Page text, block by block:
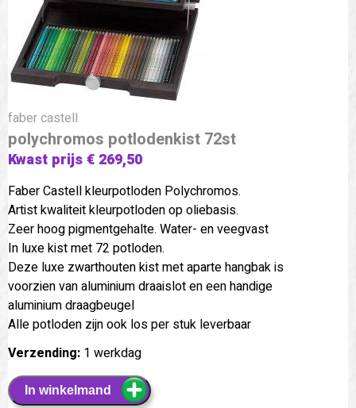
faber castell
polychromos potlodenkist 72st
Kwast prijs € 269,50
Faber Castell kleurpotloden Polychromos.
Artist kwaliteit kleurpotloden op oliebasis.
Zeer hoog pigmentgehalte. Water- en veegvast
In luxe kist met 72 potloden.
Deze luxe zwarthouten kist met aparte hangbak is
voorzien van aluminium draaislot en een handige
aluminium draagbeugel
Alle potloden zijn ook los per stuk leverbaar
Verzending: 1 werkdag
In winkelmand